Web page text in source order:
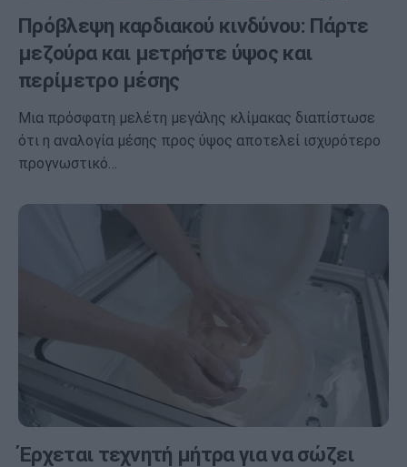
Πρόβλεψη καρδιακού κινδύνου: Πάρτε
μεζούρα και μετρήστε ύψος και
περίμετρο μέσης
Μια πρόσφατη μελέτη μεγάλης κλίμακας διαπίστωσε
ότι η αναλογία μέσης προς ύψος αποτελεί ισχυρότερο
προγνωστικό…
Έρχεται τεχνητή μήτρα για να σώζει